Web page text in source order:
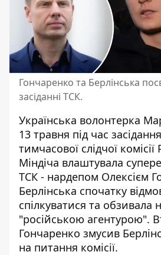
Гончаренко та Берлінська
засіданні ТСК.
Українська волонтерка
13 травня під час засідання
тимчасової слідчої
Міндіча влаштувала
ТСК - нардепом Олексієм
Берлінська спочатку
спілкуватися та обзивала
"російською агентурою".
Гончаренко змусив
на питання комісії.